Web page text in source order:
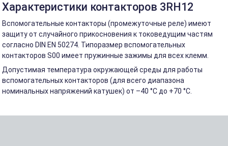
Характеристики контакторов 3RH12
Вспомогательные контакторы (промежуточные реле) имеют
защиту от случайного прикосновения к токоведущим частям
согласно DIN EN 50274. Типоразмер вспомогательных
контакторов S00 имеет пружинные зажимы для всех клемм.
Допустимая температура окружающей среды для работы
вспомогательных контакторов (для всего диапазона
номинальных напряжений катушек) от –40 °C до +70 °C.